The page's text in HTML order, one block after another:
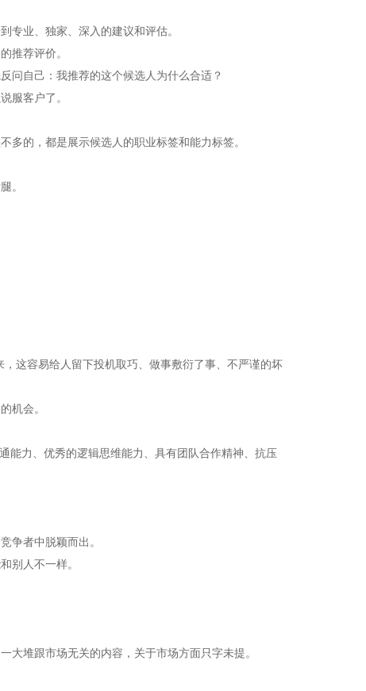
专业、独家、深入的建议和评估。
推荐评价。
问自己：我推荐的这个候选人为什么合适？
服客户了。
多的，都是展示候选人的职业标签和能力标签。
。
这容易给人留下投机取巧、做事敷衍了事、不严谨的坏
机会。
能力、优秀的逻辑思维能力、具有团队合作精神、抗压
争者中脱颖而出。
别人不一样。
大堆跟市场无关的内容，关于市场方面只字未提。